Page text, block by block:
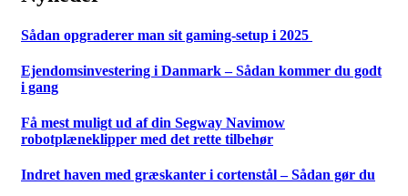
Sådan opgraderer man sit gaming-setup i 2025
Ejendomsinvestering i Danmark – Sådan kommer du godt
i gang
Få mest muligt ud af din Segway Navimow
robotplæneklipper med det rette tilbehør
Indret haven med græskanter i cortenstål – Sådan gør du